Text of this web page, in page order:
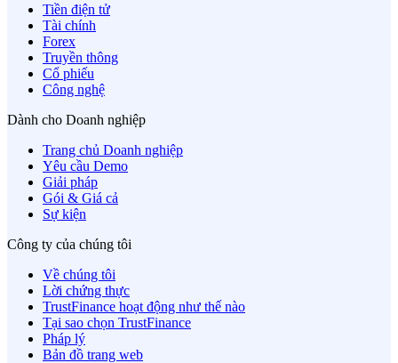
Tiền điện tử
Tài chính
Forex
Truyền thông
Cổ phiếu
Công nghệ
Dành cho Doanh nghiệp
Trang chủ Doanh nghiệp
Yêu cầu Demo
Giải pháp
Gói & Giá cả
Sự kiện
Công ty của chúng tôi
Về chúng tôi
Lời chứng thực
TrustFinance hoạt động như thế nào
Tại sao chọn TrustFinance
Pháp lý
Bản đồ trang web